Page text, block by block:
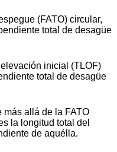
(FATO) circular,
total de desagüe
inicial (TLOF)
total de desagüe
más allá de la FATO
la longitud total del
de aquélla.